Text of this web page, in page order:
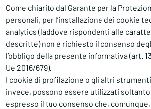
Come chiarito dal Garante per la
personali, per l’installazione dei cookie
analytics (laddove rispondenti alle
descritte) non è richiesto il consenso
l’obbligo della presente informativa (art.
Ue 2016/679).
I cookie di profilazione o gli altri
invece, possono essere utilizzati
espresso il tuo consenso che,